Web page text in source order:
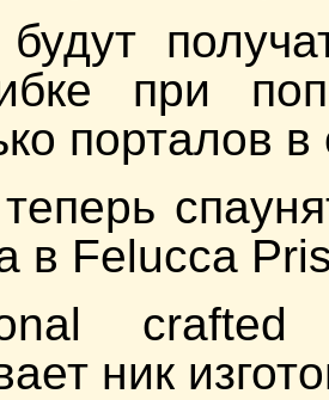
будут
при
порталов
в Felucca
ник